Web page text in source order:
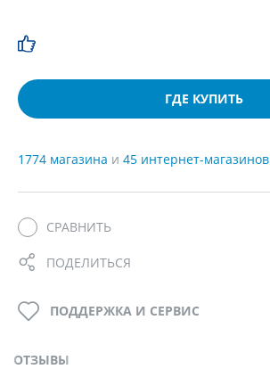
ГДЕ КУПИТЬ
1774 магазина и 45 интернет-магазинов
СРАВНИТЬ
ПОДЕЛИТЬСЯ
ОТЗЫВЫ
ПОДДЕРЖКА И СЕРВИС